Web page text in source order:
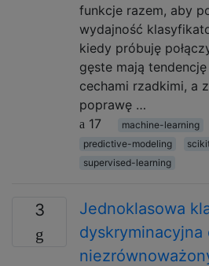
funkcje razem, aby
wydajność
kiedy próbuję
gęste mają
cechami rzadkimi, a
poprawę …
17
machine-learning
predictive-modeling
supervised-learning
3
Jednoklasowa
dyskryminacyjna